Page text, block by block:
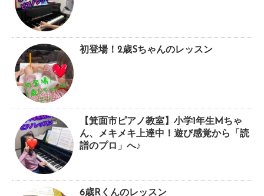
初登場！2歳Sちゃんのレッスン
【箕面市ピアノ教室】小学1年生Mちゃ
ん、メキメキ上達中！遊び感覚から「読
譜のプロ」へ♪
6歳Rくんのレッスン